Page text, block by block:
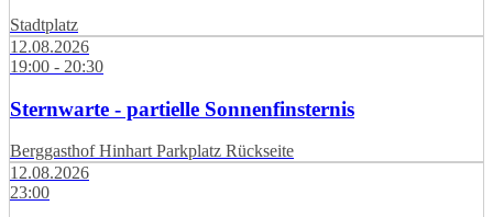
Stadtplatz
12.08.2026
19:00 - 20:30
Sternwarte - partielle Sonnenfinsternis
Berggasthof Hinhart Parkplatz Rückseite
12.08.2026
23:00